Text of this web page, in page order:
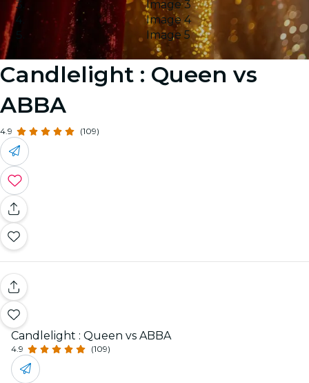
Image 3
Image 4
Image 5
Candlelight : Queen vs
ABBA
4.9 (109)
Candlelight : Queen vs ABBA
4.9 (109)